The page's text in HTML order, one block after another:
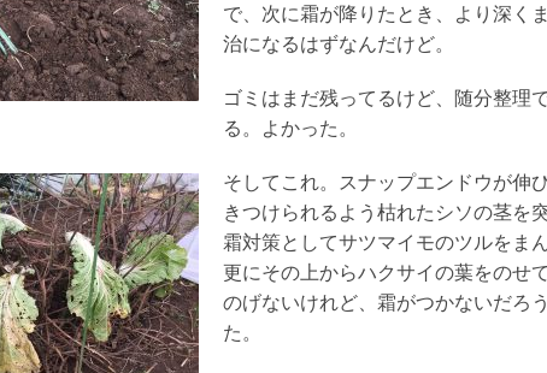
で、次に霜が降りたとき、より深く
治になるはずなんだけど。
ゴミはまだ残ってるけど、随分整理
る。よかった。
そしてこれ。スナップエンドウが伸
きつけられるよう枯れたシソの茎を
霜対策としてサツマイモのツルをま
更にその上からハクサイの葉をのせ
のげないけれど、霜がつかないだろ
た。